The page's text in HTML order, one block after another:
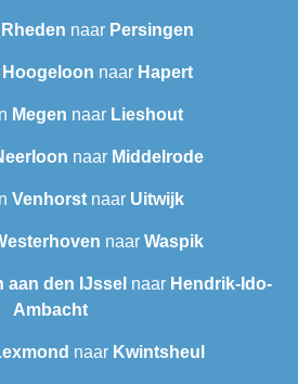
Rheden naar Persingen
Hoogeloon naar Hapert
Megen naar Lieshout
naar Middelrode
Venhorstnaar Uitwijk
naar Waspik
aan den IJssel naar Hendrik-Ido-
Ambacht
naar Kwintsheul